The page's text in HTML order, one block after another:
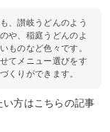
、讃岐うどんのよう
や、稲庭うどんのよ
ものなど色々です。
てメニュー選びをす
くりができます。
い方はこちらの記事